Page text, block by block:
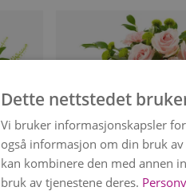
Dette nettstedet
Vi bruker informasjonskapsler
også informasjon om din bruk
kan kombinere den med annen
bruk av tjenestene deres.